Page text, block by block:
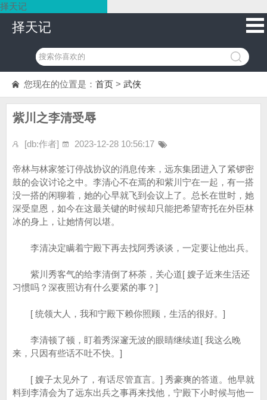
择天记
择天记
您现在的位置是： 首页 > 武侠
紫川之李清受辱
[db:作者] 2023-12-28 10:56:17
帝林与林家签订停战协议的消息传来，远东集团进入了紧锣密
鼓的会议讨论之中。李清心不在焉的和紫川宁在一起，有一搭
没一搭的闲聊着，她的心早就飞到会议上了。总长在世时，她
深受皇恩，如今在这最关键的时候却只能把希望寄托在外臣林
冰的身上，让她情何以堪。
李清决定瞒着宁殿下再去找阿秀谈谈，一定要让他出兵。
紫川秀客气的给李清倒了杯荼，关心道[ 嫂子近来生活还
习惯吗？深夜照访有什么要紧的事？]
[ 统领大人，我和宁殿下赖你照顾，生活的很好。]
李清顿了顿，盯着秀深邃无波的眼睛继续道[ 我这么晚
来，只因有些话不吐不快。]
[ 嫂子太见外了，有话尽管直言。] 秀豪爽的答道。他早就
料到李清会为了远东出兵之事再来找他，宁殿下小时候与他一